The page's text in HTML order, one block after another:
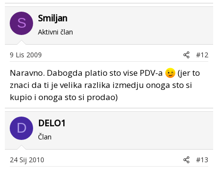
S Smiljan
Aktivni član
9 Lis 2009 #12
Naravno. Dabogda platio sto vise PDV-a
(jer to
znaci da ti je velika razlika izmedju onoga sto si
kupio i onoga sto si prodao)
D DELO1
Član
24 Sij 2010 #13